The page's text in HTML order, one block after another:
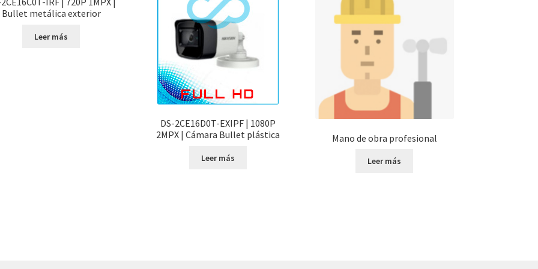
Bullet metálica exterior
Leer más
DS-2CE16D0T-EXIPF | 1080P
2MPX | Cámara Bullet plástica
Leer más
Mano de obra profesional
Leer más